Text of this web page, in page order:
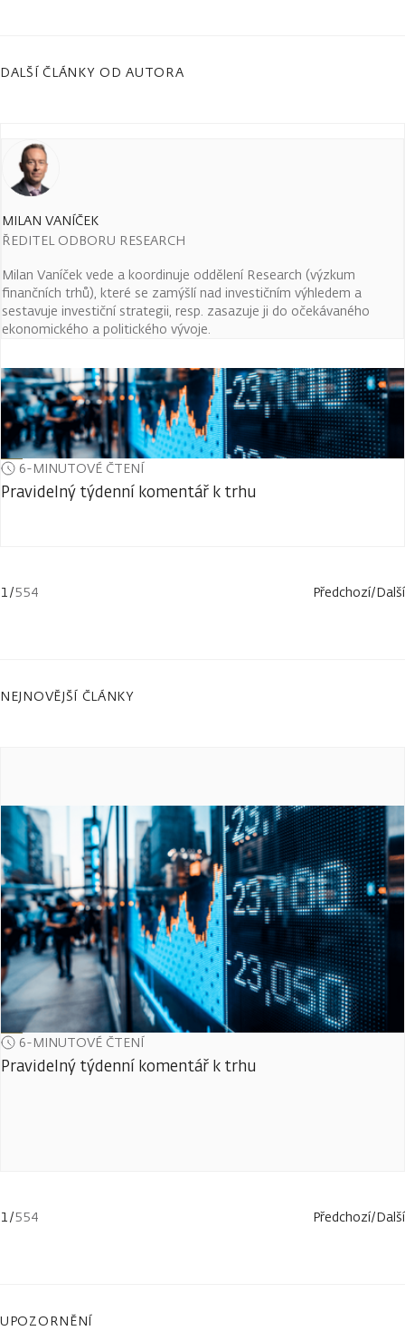
DALŠÍ ČLÁNKY OD AUTORA
MILAN VANÍČEK
ŘEDITEL ODBORU RESEARCH
Milan Vaníček vede a koordinuje oddělení Research (výzkum
finančních trhů), které se zamýšlí nad investičním výhledem a
sestavuje investiční strategii, resp. zasazuje ji do očekávaného
ekonomického a politického vývoje.
6-MINUTOVÉ ČTENÍ
Pravidelný týdenní komentář k trhu
1/554 Předchozí/Další
NEJNOVĚJŠÍ ČLÁNKY
6-MINUTOVÉ ČTENÍ
Pravidelný týdenní komentář k trhu
1/554 Předchozí/Další
UPOZORNĚNÍ